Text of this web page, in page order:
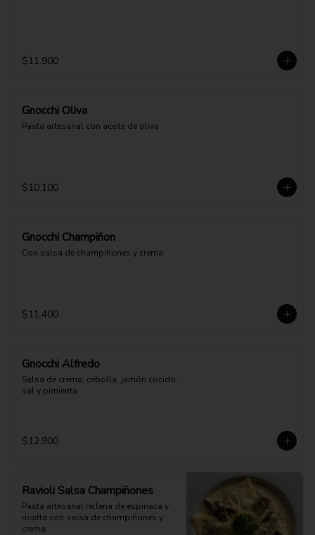
$11.900
Gnocchi Oliva
Pasta artesanal con aceite de oliva
$10.100
Gnocchi Champiñon
Con salsa de champiñones y crema
$11.400
Gnocchi Alfredo
Salsa de crema, cebolla, jamón cocido,
sal y pimienta
$12.900
Ravioli Salsa Champiñones
Pasta artesanal rellena de espinaca y
ricotta con salsa de champiñones y
crema